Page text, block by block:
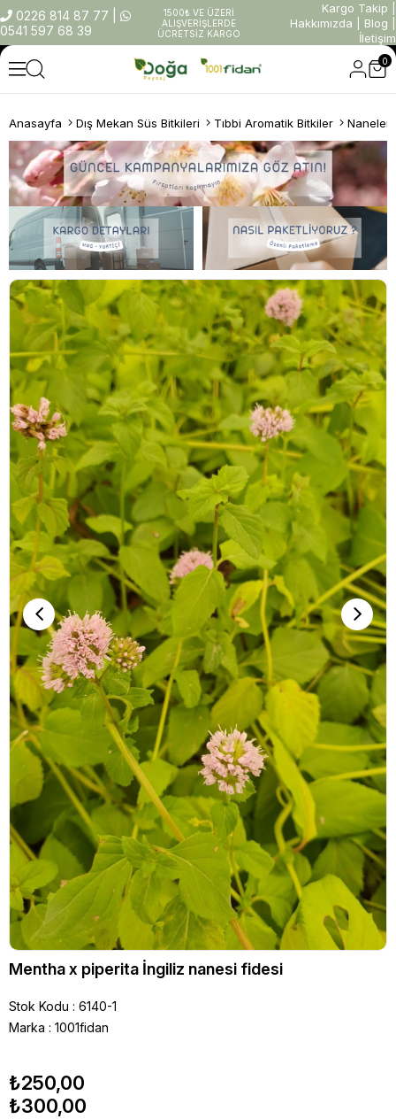
0226 814 87 77
0541 597 68 39
1500₺ VE ÜZERİ
ALIŞVERİŞLERDE
ÜCRETSİZ KARGO
Kargo Takip
Hakkımızda
Blog
İletişim
0
Anasayfa Dış Mekan Süs Bitkileri Tıbbi Aromatik Bitkiler Naneler
Mentha x piperita İngiliz nanesi fidesi
Stok Kodu
6140-1
Marka : 1001fidan
₺250,00
₺300,00